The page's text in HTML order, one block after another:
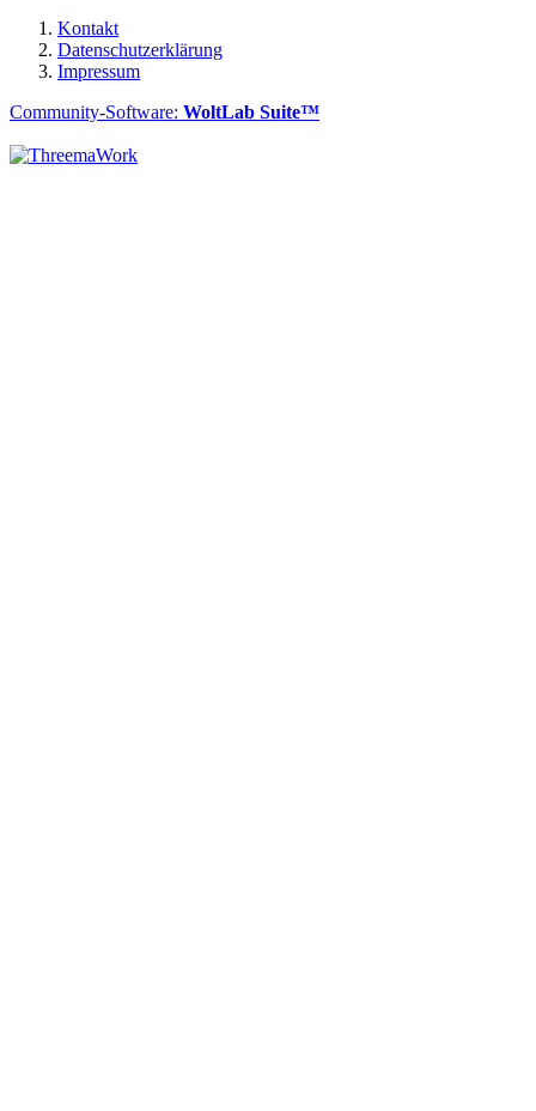
Kontakt
Datenschutzerklärung
Impressum
Community-Software: WoltLab Suite™